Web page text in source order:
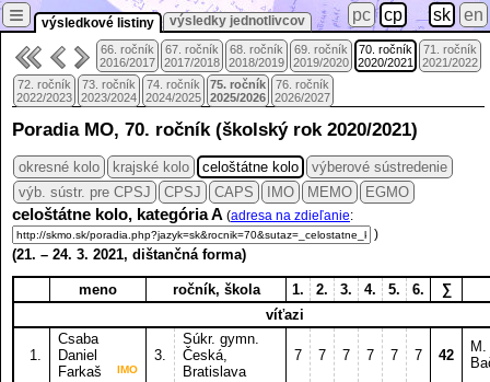
výsledkové listiny výsledky jednotlivcov
≡ pc cp sk en
66. ročník
2016/2017
67. ročník
2017/2018
68. ročník
2018/2019
69. ročník
2019/2020
70. ročník
2020/2021
71. ročník
2021/2022
72. ročník
2022/2023
73. ročník
2023/2024
74. ročník
2024/2025
75. ročník
2025/2026
76. ročník
2026/2027
Poradia MO, 70. ročník (školský rok 2020/2021)
okresné kolo krajské kolo celoštátne kolo
výberové sústredenie
výb. sústr. pre CPSJ
CPSJ CAPS IMO MEMO EGMO
celoštátne kolo, kategória A (adresa na zdieľanie:
)
(21. – 24. 3. 2021, dištančná forma)
meno ročník, škola 1. 2. 3. 4. 5. 6.
∑
víťazi
1.
Csaba
Daniel
Farkaš
IMO
3.
Súkr. gymn.
Česká,
Bratislava
7 7 7 7 7 7 42
M.